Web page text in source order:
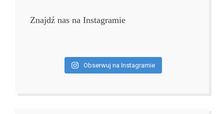
Znajdź nas na Instagramie
Obserwuj na Instagramie